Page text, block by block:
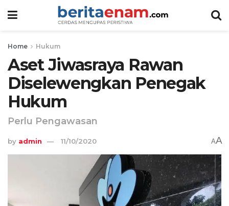
Home Hukum
Aset Jiwasraya Rawan
Diselewengkan Penegak
Hukum
Perlu Pengawasan
by admin 11/10/2020 AA